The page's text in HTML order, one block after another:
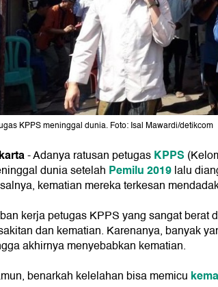
KPPS meninggal dunia. Foto: Isal Mawardi/detikcom
- Adanya ratusan petugasKPPS
dunia setelah Pemilu 2019lalu
kematian mereka terkesan
kerja petugas KPPS yang sangat
dan kematian. Karenanya, banyak
akhirnya menyebabkan kematian.
benarkah kelelahan bisa memicu